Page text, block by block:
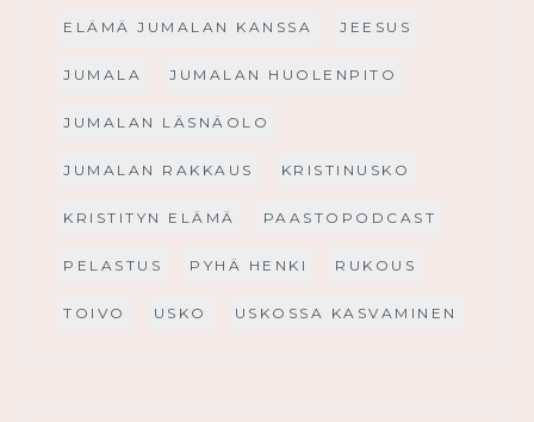
ELÄMÄ JUMALAN KANSSA JEESUS
JUMALA JUMALAN HUOLENPITO
JUMALAN LÄSNÄOLO
JUMALAN RAKKAUS KRISTINUSKO
KRISTITYN ELÄMÄ PAASTOPODCAST
PELASTUS PYHÄ HENKI RUKOUS
TOIVO USKO USKOSSA KASVAMINEN